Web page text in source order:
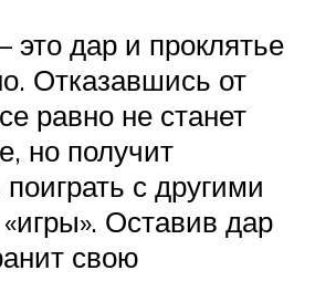
дар и проклятье
Отказавшись от
равно не станет
но получит
с другими
Оставив дар
свою